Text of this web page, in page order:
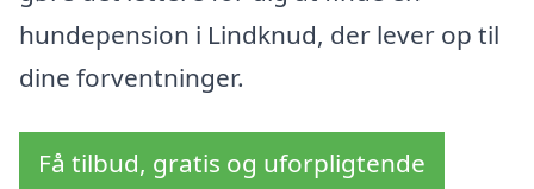
hundepension i Lindknud, der lever op til
dine forventninger.
Få tilbud, gratis og uforpligtende